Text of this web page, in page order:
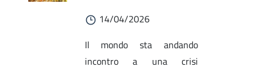
14/04/2026
Il mondo sta andando
incontro a una crisi